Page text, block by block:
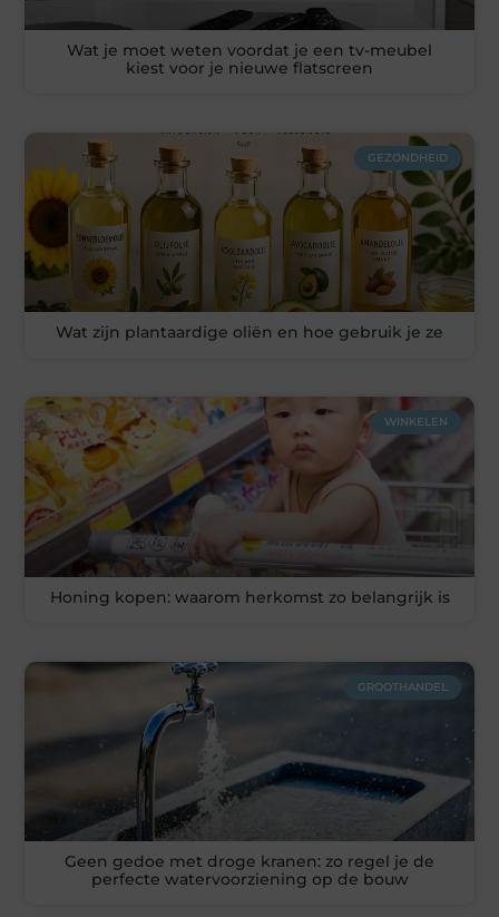
Wat je moet weten voordat je een tv-meubel
kiest voor je nieuwe flatscreen
GEZONDHEID
Wat zijn plantaardige oliën en hoe gebruik je ze
WINKELEN
Honing kopen: waarom herkomst zo belangrijk is
GROOTHANDEL
Geen gedoe met droge kranen: zo regel je de
perfecte watervoorziening op de bouw